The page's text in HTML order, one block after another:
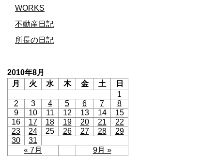
WORKS
不動産日記
所長の日記
2010年8月
月
火 水 木 金 土 日
« 7月 9月 »
1
2
3 4 5 6 7
8
9
10 11 12 13 14
15
16
17 18 19 20 21
22
23
24 25 26 27 28
29
30
31